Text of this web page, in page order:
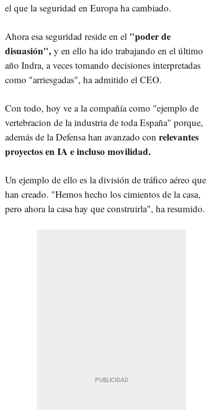
el que la seguridad en Europa ha cambiado.
Ahora esa seguridad reside en el "poder de
disuasión", y en ello ha ido trabajando en el último
año Indra, a veces tomando decisiones interpretadas
como "arriesgadas", ha admitido el CEO.
Con todo, hoy ve a la compañía como "ejemplo de
vertebracion de la industria de toda España" porque,
además de la Defensa han avanzado con relevantes
proyectos en IA e incluso movilidad.
Un ejemplo de ello es la división de tráfico aéreo que
han creado. "Hemos hecho los cimientos de la casa,
pero ahora la casa hay que construirla", ha resumido.